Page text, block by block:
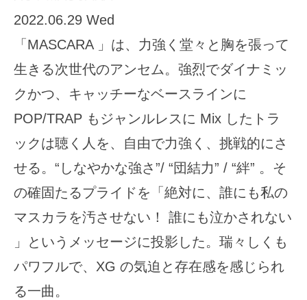
2022.06.29 Wed
「MASCARA 」は、力強く堂々と胸を張って
生きる次世代のアンセム。強烈でダイナミッ
クかつ、キャッチーなベースラインに
POP/TRAP もジャンルレスに Mix したトラ
ックは聴く人を、自由で力強く、挑戦的にさ
せる。“しなやかな強さ”/ “団結力” / “絆” 。そ
の確固たるプライドを「絶対に、誰にも私の
マスカラを汚させない！ 誰にも泣かされない
」というメッセージに投影した。瑞々しくも
パワフルで、XG の気迫と存在感を感じられ
る一曲。